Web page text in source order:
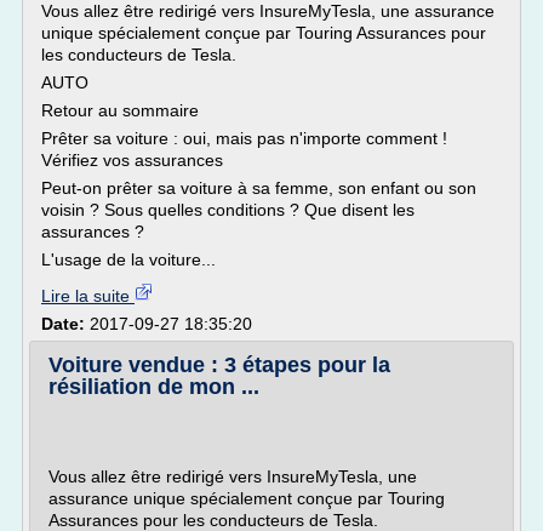
Vous allez être redirigé vers InsureMyTesla, une assurance
unique spécialement conçue par Touring Assurances pour
les conducteurs de Tesla.
AUTO
Retour au sommaire
Prêter sa voiture : oui, mais pas n'importe comment !
Vérifiez vos assurances
Peut-on prêter sa voiture à sa femme, son enfant ou son
voisin ? Sous quelles conditions ? Que disent les
assurances ?
L'usage de la voiture...
Lire la suite
Date: 2017-09-27 18:35:20
Voiture vendue : 3 étapes pour la
résiliation de mon ...
Vous allez être redirigé vers InsureMyTesla, une
assurance unique spécialement conçue par Touring
Assurances pour les conducteurs de Tesla.